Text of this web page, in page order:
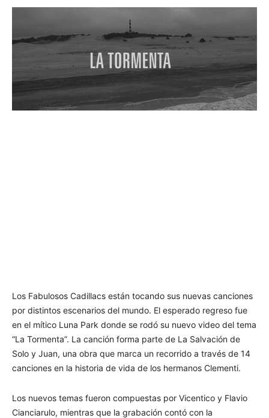
Los Fabulosos Cadillacs están tocando sus nuevas canciones
por distintos escenarios del mundo. El esperado regreso fue
en el mítico Luna Park donde se rodó su nuevo video del tema
“La Tormenta”. La canción forma parte de La Salvación de
Solo y Juan, una obra que marca un recorrido a través de 14
canciones en la historia de vida de los hermanos Clementi.
Los nuevos temas fueron compuestas por Vicentico y Flavio
Cianciarulo, mientras que la grabación contó con la